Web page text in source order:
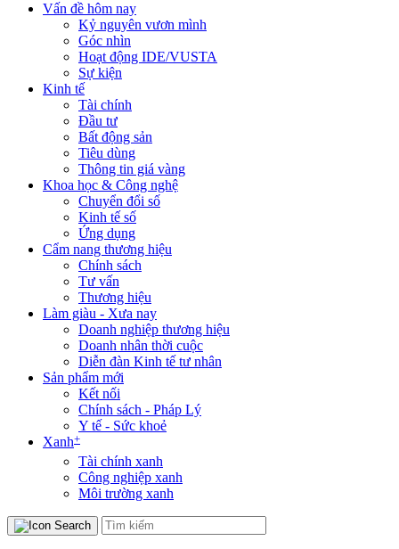
Vấn đề hôm nay
Kỷ nguyên vươn mình
Góc nhìn
Hoạt động IDE/VUSTA
Sự kiện
Kinh tế
Tài chính
Đầu tư
Bất động sản
Tiêu dùng
Thông tin giá vàng
Khoa học & Công nghệ
Chuyển đổi số
Kinh tế số
Ứng dụng
Cẩm nang thương hiệu
Chính sách
Tư vấn
Thương hiệu
Làm giàu - Xưa nay
Doanh nghiệp thương hiệu
Doanh nhân thời cuộc
Diễn đàn Kinh tế tư nhân
Sản phẩm mới
Kết nối
Chính sách - Pháp Lý
Y tế - Sức khoẻ
Xanh+
Tài chính xanh
Công nghiệp xanh
Môi trường xanh